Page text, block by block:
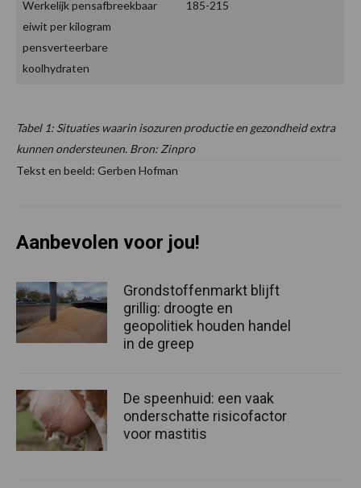
Werkelijk pensafbreekbaar
eiwit per kilogram
pensverteerbare
koolhydraten
185-215
Tabel 1: Situaties waarin isozuren productie en gezondheid extra
kunnen ondersteunen. Bron: Zinpro
Tekst en beeld: Gerben Hofman
Aanbevolen voor jou!
Grondstoffenmarkt blijft
grillig: droogte en
geopolitiek houden handel
in de greep
De speenhuid: een vaak
onderschatte risicofactor
voor mastitis